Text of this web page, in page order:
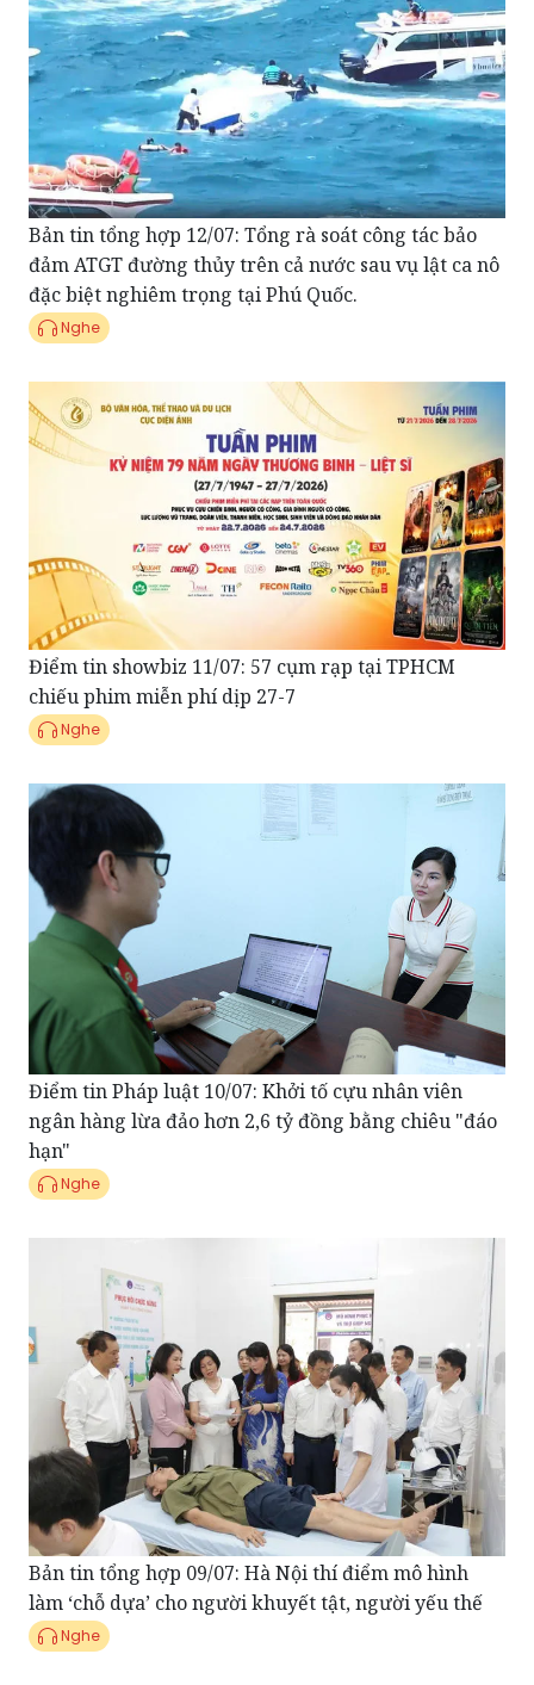
Bản tin tổng hợp 12/07: Tổng rà soát công tác bảo
đảm ATGT đường thủy trên cả nước sau vụ lật ca nô
đặc biệt nghiêm trọng tại Phú Quốc.
Nghe
Điểm tin showbiz 11/07: 57 cụm rạp tại TPHCM
chiếu phim miễn phí dịp 27-7
Nghe
Điểm tin Pháp luật 10/07: Khởi tố cựu nhân viên
ngân hàng lừa đảo hơn 2,6 tỷ đồng bằng chiêu "đáo
hạn"
Nghe
Bản tin tổng hợp 09/07: Hà Nội thí điểm mô hình
làm ‘chỗ dựa’ cho người khuyết tật, người yếu thế
Nghe